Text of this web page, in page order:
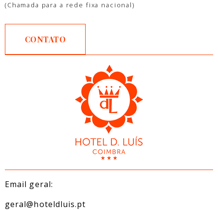
(Chamada para a rede fixa nacional)
CONTATO
Email geral:
geral@hoteldluis.pt